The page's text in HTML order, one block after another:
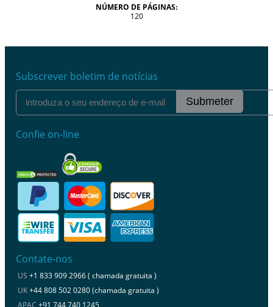
NÚMERO DE PÁGINAS:
120
Subscrever boletim de notícias
Submeter
Confie on-line
Contate-nos
US +1 833 909 2966 ( chamada gratuita )
UK+44 808 502 0280 (chamada gratuita )
APAC +91 744 740 1245